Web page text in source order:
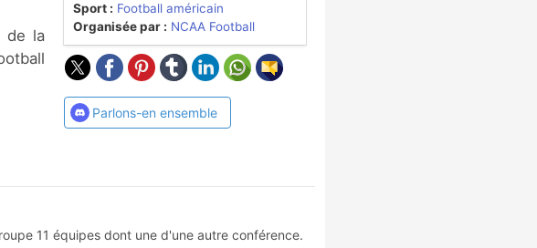
de la
Sport : Football américain
Organisée par : NCAA Football
Parlons-en ensemble
11 équipes dont une d'une autre conférence.